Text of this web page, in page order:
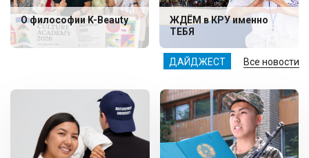
ДАЙДЖЕСТ Все новости
О философии K-Beauty
ЖДЁМ в КРУ именно
ТЕБЯ